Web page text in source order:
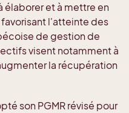
élaborer et à mettre en
l'atteinte des
de gestion de
visent notamment à
la récupération
son PGMR révisé pour